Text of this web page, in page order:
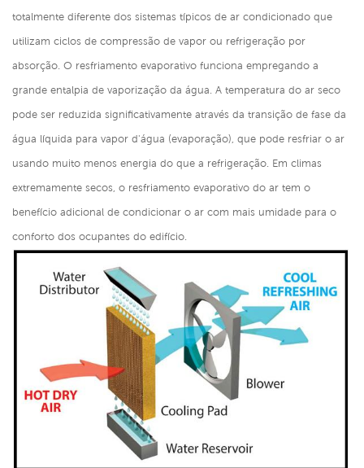
totalmente diferente dos sistemas típicos de ar condicionado que
utilizam ciclos de compressão de vapor ou refrigeração por
absorção. O resfriamento evaporativo funciona empregando a
grande entalpia de vaporização da água. A temperatura do ar seco
pode ser reduzida significativamente através da transição de fase da
água líquida para vapor d'água (evaporação), que pode resfriar o ar
usando muito menos energia do que a refrigeração. Em climas
extremamente secos, o resfriamento evaporativo do ar tem o
benefício adicional de condicionar o ar com mais umidade para o
conforto dos ocupantes do edifício.